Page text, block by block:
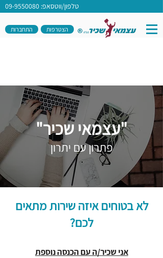
טלפון/ווטסאפ: 09-9550080
התחברות הצטרפות
"עצמאי שכיר"
פתרון עם יתרון
לא בטוחים איזה שירות מתאים
לכם?
אני שכיר/ה עם הכנסה נוספת